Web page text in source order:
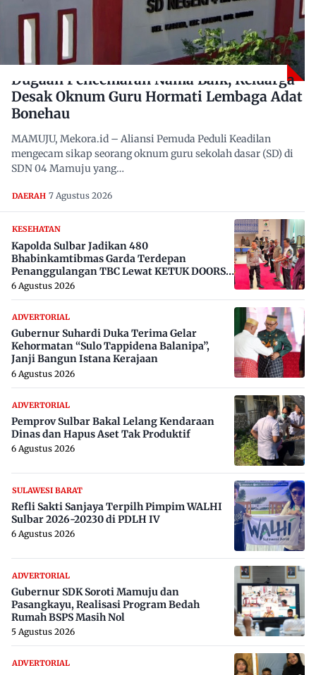
Dugaan Pencemaran Nama Baik, Keluarga
Desak Oknum Guru Hormati Lembaga Adat
Bonehau
MAMUJU, Mekora.id – Aliansi Pemuda Peduli Keadilan
mengecam sikap seorang oknum guru sekolah dasar (SD) di
SDN 04 Mamuju yang…
DAERAH 7 Agustus 2026
KESEHATAN
Kapolda Sulbar Jadikan 480
Bhabinkamtibmas Garda Terdepan
Penanggulangan TBC Lewat KETUK DOORS
di 650 Desa
6 Agustus 2026
ADVERTORIAL
Gubernur Suhardi Duka Terima Gelar
Kehormatan “Sulo Tappidena Balanipa”,
Janji Bangun Istana Kerajaan
6 Agustus 2026
ADVERTORIAL
Pemprov Sulbar Bakal Lelang Kendaraan
Dinas dan Hapus Aset Tak Produktif
6 Agustus 2026
SULAWESI BARAT
Refli Sakti Sanjaya Terpilh Pimpim WALHI
Sulbar 2026-20230 di PDLH IV
6 Agustus 2026
ADVERTORIAL
Gubernur SDK Soroti Mamuju dan
Pasangkayu, Realisasi Program Bedah
Rumah BSPS Masih Nol
5 Agustus 2026
ADVERTORIAL